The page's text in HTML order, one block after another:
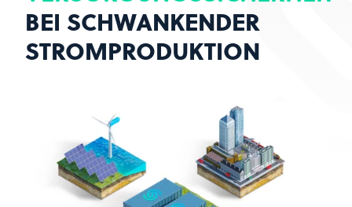
BEI SCHWANKENDER
STROMPRODUKTION